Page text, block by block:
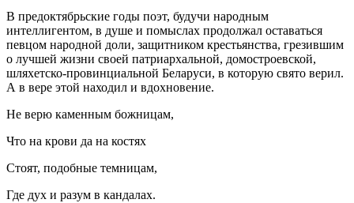
В предоктябрьские годы поэт, будучи народным
интеллигентом, в душе и помыслах продолжал оставаться
певцом народной доли, защитником крестьянства, грезившим
о лучшей жизни своей патриархальной, домостроевской,
шляхетско-провинциальной Беларуси, в которую свято верил.
А в вере этой находил и вдохновение.
Не верю каменным божницам,
Что на крови да на костях
Стоят, подобные темницам,
Где дух и разум в кандалах.